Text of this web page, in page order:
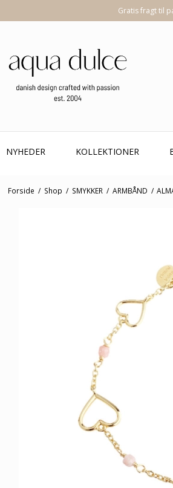
Gratis fragt til
NYHEDER KOLLEKTIONER
Forside / Shop / SMYKKER / ARMBÅND /